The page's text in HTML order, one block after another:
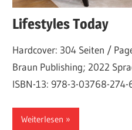
Lifestyles Today
Hardcover: 304 Seiten /
Braun Publishing; 2022
ISBN-13: 978-3-03768-274-
Weiterlesen